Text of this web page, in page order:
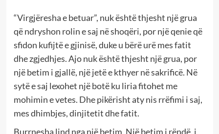
“Virgjëresha e betuar”, nuk është thjesht një grua
që ndryshon rolin e saj në shoqëri, por një qenie që
sfidon kufijtë e gjinisë, duke u bërë urë mes fatit
dhe zgjedhjes. Ajo nuk është thjesht një grua, por
një betim i gjallë, një jetë e kthyer në sakrificë. Në
sytë e saj lexohet një botë ku liria fitohet me
mohimin e vetes. Dhe pikërisht aty nis rrëfimi i saj,
mes dhimbjes, dinjitetit dhe fatit.
Burrnesha lind nga një betim. Një betim i rëndë, i